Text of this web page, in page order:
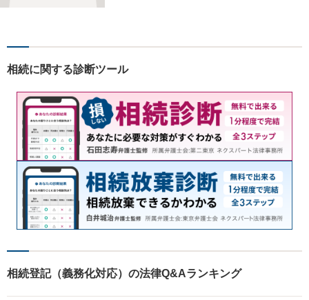
う、最善を尽くさせていただ
相続に関する診断ツール
相続登記（義務化対応）の法律Q&Aランキング